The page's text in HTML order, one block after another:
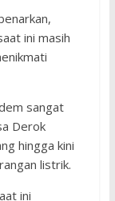
ini masih
sangat
Derok
hingga kini
listrik.
ini